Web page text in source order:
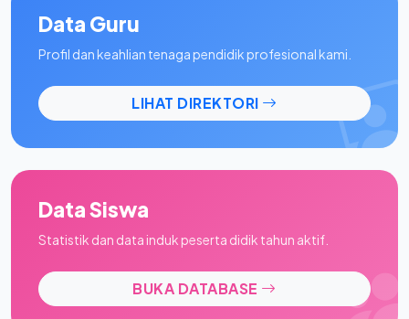
Data Guru
Profil dan keahlian tenaga pendidik profesional kami.
LIHAT DIREKTORI
Data Siswa
Statistik dan data induk peserta didik tahun aktif.
BUKA DATABASE